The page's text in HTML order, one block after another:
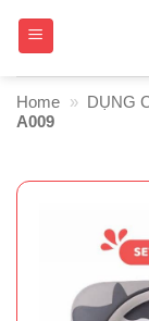
Home » DỤNG
A009